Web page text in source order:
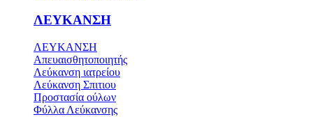
ΛΕΥΚΑΝΣΗ
ΛΕΥΚΑΝΣΗ
Απευαισθητοποιητής
Λεύκανση ιατρείου
Λεύκανση Σπιτιου
Προστασία ούλων
Φύλλα Λεύκανσης